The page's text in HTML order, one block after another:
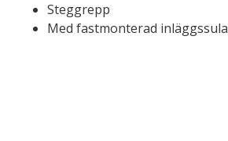
Steggrepp
Med fastmonterad inläggssula